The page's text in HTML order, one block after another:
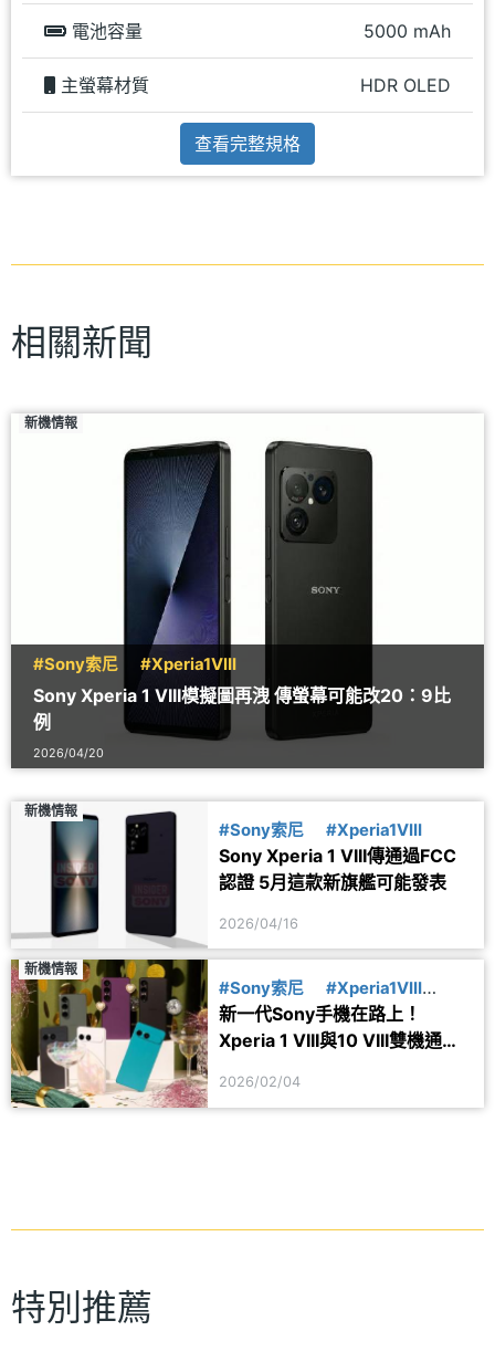
電池容量 5000 mAh
主螢幕材質 HDR OLED
查看完整規格
相關新聞
新機情報
#Sony索尼 #Xperia1VIII
Sony Xperia 1 VIII模擬圖再洩 傳螢幕可能改20：9比
例
2026/04/20
新機情報
#Sony索尼 #Xperia1VIII
Sony Xperia 1 VIII傳通過FCC
認證 5月這款新旗艦可能發表
2026/04/16
新機情報
#Sony索尼
#Xperia1VIII
#Xperia10VIII
新一代Sony手機在路上！
Xperia 1 VIII與10 VIII雙機通過
2026/02/04
特別推薦